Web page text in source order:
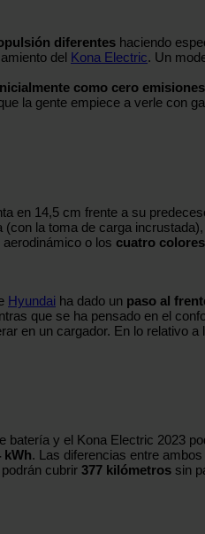
diferentes haciendo
del Kona Electric. Un
como cero emisiones
la gente empiece a verle con
en 14,5 cm frente a su
(con la toma de carga
o los cuatro
Hyundai ha dado un paso al
que se ha pensado en el
en un cargador. En lo relativo
y el Kona Electric 2023
kWh. Las diferencias entre
cubrir 377 kilómetros sin